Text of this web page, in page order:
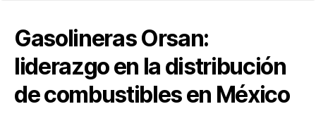
Gasolineras Orsan:
liderazgo en la distribución
de combustibles en México